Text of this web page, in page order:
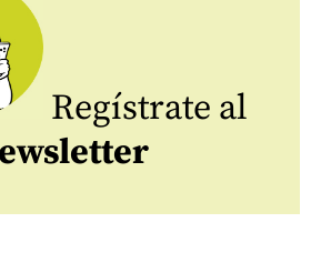
Regístrate al